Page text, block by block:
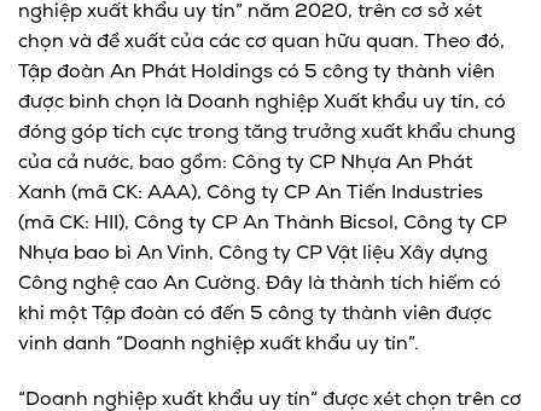
nghiệp xuất khẩu uy tín” năm 2020, trên cơ sở xét
chọn và đề xuất của các cơ quan hữu quan. Theo đó,
Tập đoàn An Phát Holdings có 5 công ty thành viên
được bình chọn là Doanh nghiệp Xuất khẩu uy tín, có
đóng góp tích cực trong tăng trưởng xuất khẩu chung
của cả nước, bao gồm: Công ty CP Nhựa An Phát
Xanh (mã CK: AAA), Công ty CP An Tiến Industries
(mã CK: HII), Công ty CP An Thành Bicsol, Công ty CP
Nhựa bao bì An Vinh, Công ty CP Vật liệu Xây dựng
Công nghệ cao An Cường. Đây là thành tích hiếm có
khi một Tập đoàn có đến 5 công ty thành viên được
vinh danh “Doanh nghiệp xuất khẩu uy tín”.
“Doanh nghiệp xuất khẩu uy tín” được xét chọn trên cơ